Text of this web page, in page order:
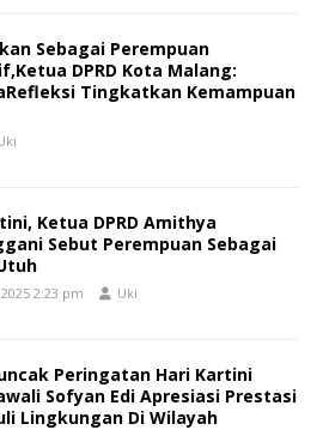
Sebagai Perempuan
DPRD Kota Malang:
Tingkatkan Kemampuan
Ketua DPRD Amithya
Sebut Perempuan Sebagai
2:23 pm Uki
Peringatan Hari Kartini
Sofyan Edi Apresiasi Prestasi
Lingkungan Di Wilayah